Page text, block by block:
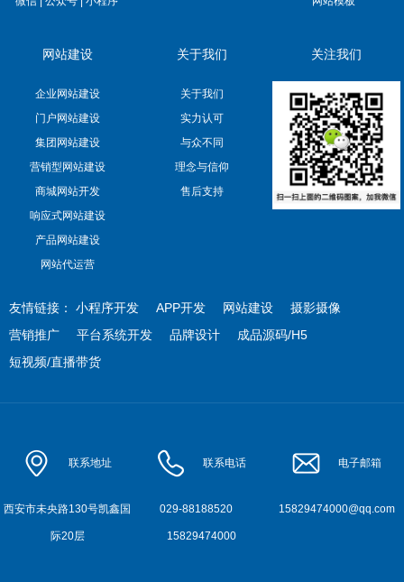
网站建设
企业网站建设
门户网站建设
集团网站建设
营销型网站建设
商城网站开发
响应式网站建设
产品网站建设
网站代运营
关于我们
关于我们
实力认可
与众不同
理念与信仰
售后支持
关注我们
友情链接： 小程序开发 APP开发 网站建设
摄影摄像
营销推广
平台系统开发 品牌设计
成品源码/H5
短视频/直播带货
联系地址
西安市未央路130号凯鑫国
际20层
联系电话
029-88188520
15829474000
电子邮箱
15829474000@qq.com